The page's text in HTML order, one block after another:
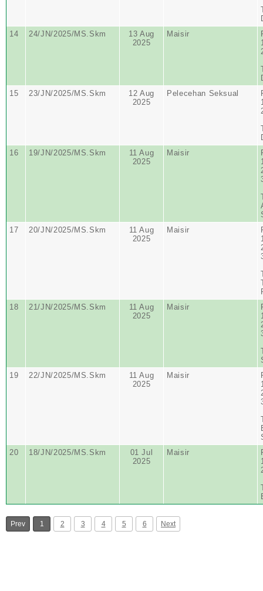
14
24/JN/2025/MS.Skm
13 Aug
2025
Maisir
15
23/JN/2025/MS.Skm
12 Aug
2025
Pelecehan Seksual
16
19/JN/2025/MS.Skm
11 Aug
2025
Maisir
17
20/JN/2025/MS.Skm
11 Aug
2025
Maisir
18
21/JN/2025/MS.Skm
11 Aug
2025
Maisir
19
22/JN/2025/MS.Skm
11 Aug
2025
Maisir
20
18/JN/2025/MS.Skm
01 Jul
2025
Maisir
Prev 1 2 3 4 5 6 Next